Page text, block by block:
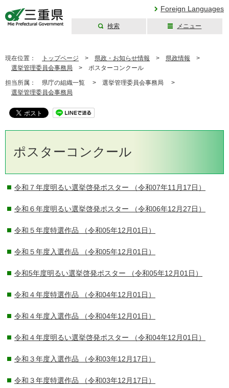
Foreign Languages
検索 メニュー
現在位置： トップページ > 県政・お知らせ情報 > 県政情報 >
選挙管理委員会事務局 > ポスターコンクール
担当所属： 県庁の組織一覧 > 選挙管理委員会事務局 >
選挙管理委員会事務局
ポスターコンクール
令和７年度明るい選挙啓発ポスター （令和07年11月17日）
令和６年度明るい選挙啓発ポスター （令和06年12月27日）
令和５年度特選作品 （令和05年12月01日）
令和５年度入選作品 （令和05年12月01日）
令和5年度明るい選挙啓発ポスター （令和05年12月01日）
令和４年度特選作品 （令和04年12月01日）
令和４年度入選作品 （令和04年12月01日）
令和４年度明るい選挙啓発ポスター （令和04年12月01日）
令和３年度入選作品 （令和03年12月17日）
令和３年度特選作品 （令和03年12月17日）